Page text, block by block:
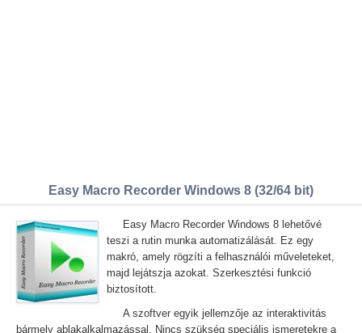
Easy Macro Recorder Windows 8 (32/64 bit)
Easy Macro Recorder Windows 8 lehetővé
teszi a rutin munka automatizálását. Ez egy
makró, amely rögzíti a felhasználói műveleteket,
majd lejátszja azokat. Szerkesztési funkció
biztosított.
A szoftver egyik jellemzője az interaktivitás
bármely ablakalkalmazással. Nincs szükség speciális ismeretekre a